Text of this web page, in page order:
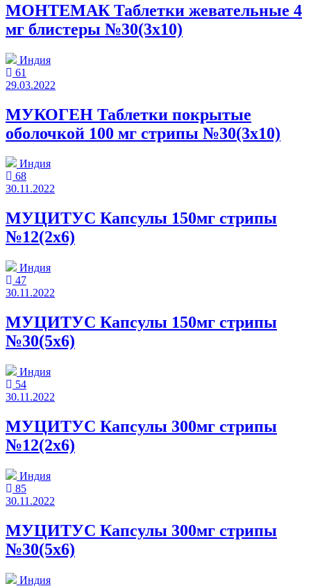
МОНТЕМАК Таблетки жевательные 4
мг блистеры №30(3x10)
Индия
61
29.03.2022
МУКОГЕН Таблетки покрытые
оболочкой 100 мг стрипы №30(3x10)
Индия
68
30.11.2022
МУЦИТУС Капсулы 150мг стрипы
№12(2x6)
Индия
47
30.11.2022
МУЦИТУС Капсулы 150мг стрипы
№30(5x6)
Индия
54
30.11.2022
МУЦИТУС Капсулы 300мг стрипы
№12(2x6)
Индия
85
30.11.2022
МУЦИТУС Капсулы 300мг стрипы
№30(5x6)
Индия